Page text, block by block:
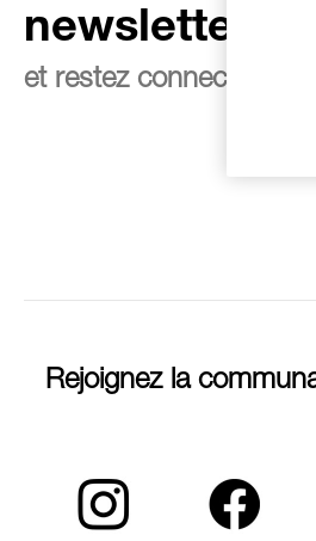
newsletter
et restez connecté à
Rejoignez la